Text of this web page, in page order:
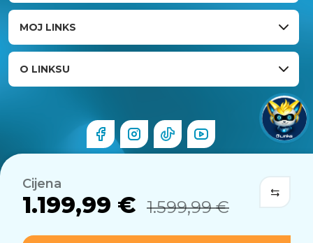
Cijena
1.199,99 € 1.599,99 €
MOJ LINKS
O LINKSU